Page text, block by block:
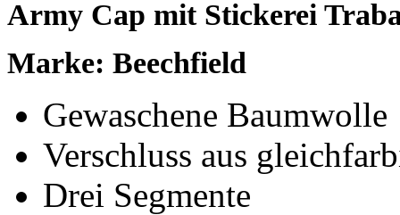
Army Cap mit Stickerei
Marke: Beechfield
Gewaschene Baumwolle
Verschluss aus
Drei Segmente